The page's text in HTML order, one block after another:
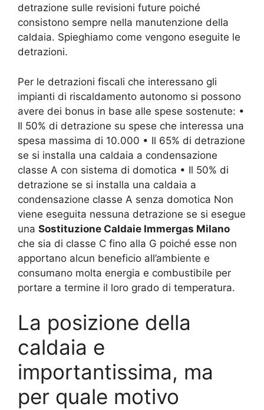
detrazione sulle revisioni future poiché
consistono sempre nella manutenzione della
caldaia. Spieghiamo come vengono eseguite le
detrazioni.
Per le detrazioni fiscali che interessano gli
impianti di riscaldamento autonomo si possono
avere dei bonus in base alle spese sostenute: •
Il 50% di detrazione su spese che interessa una
spesa massima di 10.000 • Il 65% di detrazione
se si installa una caldaia a condensazione
classe A con sistema di domotica • Il 50% di
detrazione se si installa una caldaia a
condensazione classe A senza domotica Non
viene eseguita nessuna detrazione se si esegue
una Sostituzione Caldaie Immergas Milano
che sia di classe C fino alla G poiché esse non
apportano alcun beneficio all’ambiente e
consumano molta energia e combustibile per
portare a termine il loro grado di temperatura.
La posizione della
caldaia e
importantissima, ma
per quale motivo